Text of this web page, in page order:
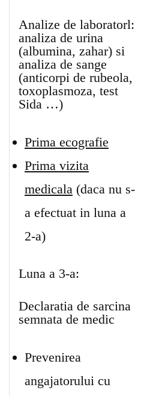
Analize de laboratorl:
analiza de urina
(albumina, zahar) si
analiza de sange
(anticorpi de rubeola,
toxoplasmoza, test
Sida …)
Prima ecografie
Prima vizita
medicala (daca nu s-
a efectuat in luna a
2-a)
Luna a 3-a:
Declaratia de sarcina
semnata de medic
Prevenirea
angajatorului cu